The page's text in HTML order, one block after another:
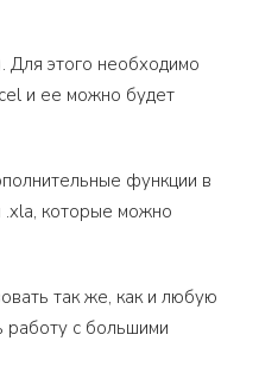
Для этого необходимо
и ее можно будет
функции в
.xla, которые можно
так же, как и любую
работу с большими